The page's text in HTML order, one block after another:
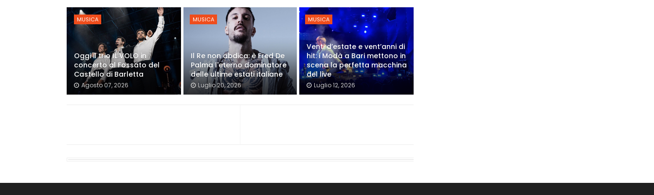
MUSICA
Oggi il trio IL VOLO in
concerto al Fossato del
Castello di Barletta
Agosto 07, 2026
MUSICA
Il Re non abdica: è Fred De
Palma l'eterno dominatore
delle ultime estati italiane
Luglio 20, 2026
MUSICA
Venti d’estate e vent’anni di
hit: i Modà a Bari mettono in
scena la perfetta macchina
del live
Luglio 12, 2026